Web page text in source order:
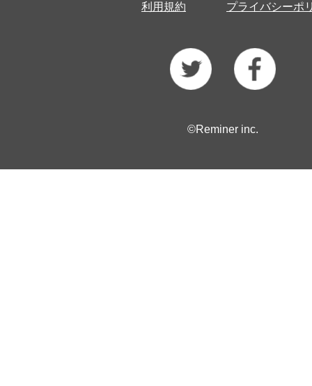
利用規約 プライバシーポ
©Reminer inc.